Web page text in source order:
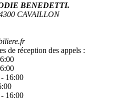
BENEDETTI.
CAVAILLON
de réception des appels :
- 16:00
- 16:00